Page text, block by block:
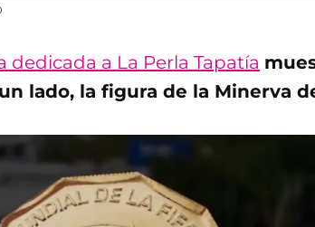
dedicada a La Perla Tapatía
lado, la figura de la Minerva